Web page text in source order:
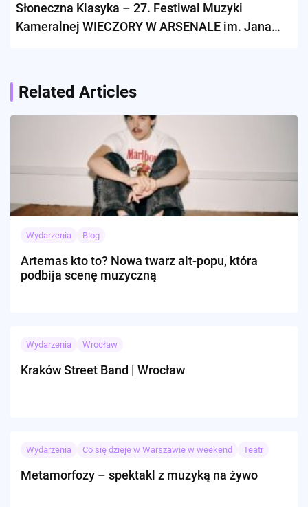
Słoneczna Klasyka – 27. Festiwal Muzyki
Kameralnej WIECZORY W ARSENALE im. Jana
Related Articles
Wydarzenia Blog
Artemas kto to? Nowa twarz alt-popu, która
podbija scenę muzyczną
Wydarzenia Wrocław
Kraków Street Band | Wrocław
Wydarzenia Co się dzieje w Warszawie w weekend Teatr
Metamorfozy – spektakl z muzyką na żywo